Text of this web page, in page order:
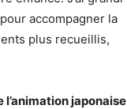
accompagner la
plus recueillis,
japonaise